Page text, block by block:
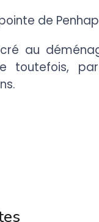
de
au
toutefois,